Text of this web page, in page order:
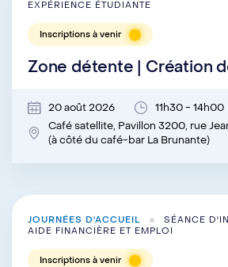
EXPÉRIENCE ÉTUDIANTE
Inscriptions à venir
Zone détente | Création
20 août 2026
11h30 - 14h00
Café satellite, Pavillon 3200, rue
(à côté du café-bar La Brunante)
JOURNÉES D'ACCUEIL
SÉANCE
AIDE FINANCIÈRE ET EMPLOI
Inscriptions à venir